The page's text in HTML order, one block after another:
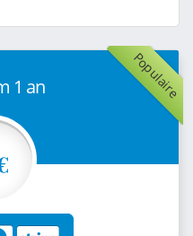
Populaire
1 an